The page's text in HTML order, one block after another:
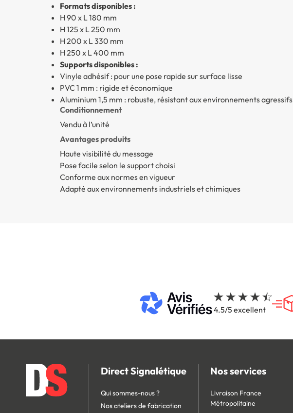
Formats disponibles :
H 90 x L 180 mm
H 125 x L 250 mm
H 200 x L 330 mm
H 250 x L 400 mm
Supports disponibles :
Vinyle adhésif : pour une pose rapide sur surface lisse
PVC 1 mm : rigide et économique
Aluminium 1,5 mm : robuste, résistant aux environnements agressifs
Conditionnement
Vendu à l’unité
Avantages produits
Haute visibilité du message
Pose facile selon le support choisi
Conforme aux normes en vigueur
Adapté aux environnements industriels et chimiques
4.5/5 excellent
Direct Signalétique
Qui sommes-nous ?
Nos ateliers de fabrication
Nos services
Livraison France
Métropolitaine